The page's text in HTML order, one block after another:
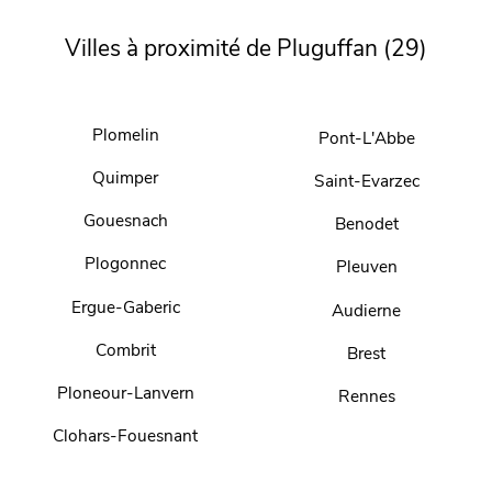
Villes à proximité de Pluguffan (29)
Plomelin
Quimper
Gouesnach
Plogonnec
Ergue-Gaberic
Combrit
Ploneour-Lanvern
Clohars-Fouesnant
Pont-L'Abbe
Saint-Evarzec
Benodet
Pleuven
Audierne
Brest
Rennes